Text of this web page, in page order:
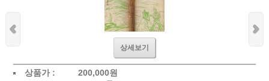
상세보기
상품가 : 200,000원